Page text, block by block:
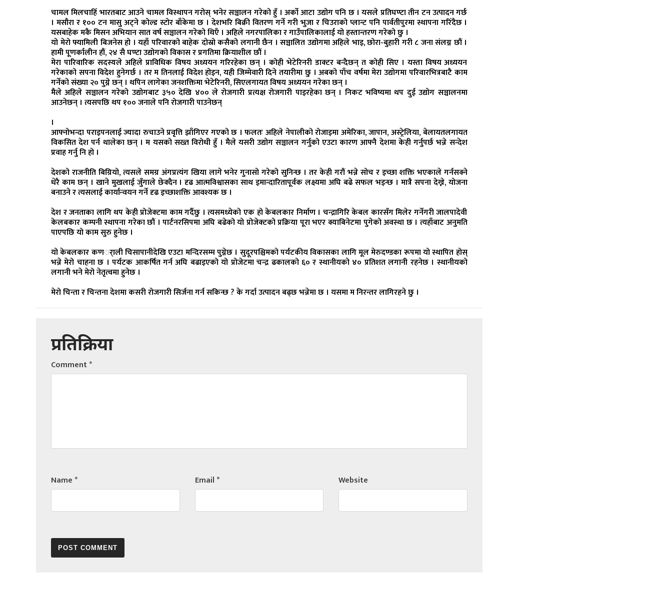
चामल मिलचाहिँ भारतबाट आउने चामल विस्थापन गरोस् भनेर सञ्चालन गरेको हुँ । अर्को आटा उद्योग पनि छ । यसले प्रतिघण्टा तीन टन उत्पादन गर्छ
। मसौरा र १०० टन मासु अट्ने कोल्ड स्टोर बाँकेमा छ । देशभरि बिक्री वितरण गर्ने गरी भुजा र चिउराको प्लान्ट पनि पार्वतीपुरमा स्थापना गरिँदैछ ।
यसबाहेक मकै मिसन अभियान सात वर्ष सञ्चालन गरेको थिएँ । अहिले नगरपालिका र गाउँपालिकालाई यो हस्तान्तरण गरेको छु ।
यो मेरो फ्यामिली बिजनेस हो । यहाँ परिवारको बाहेक दोस्रो कसैको लगानी छैन । सञ्चालित उद्योगमा अहिले भाइ, छोरा-बुहारी गरी ८ जना संलग्न छौं ।
हामी पूणर्कालीन हौं, २४ सै घण्टा उद्योगको विकास र प्रगतिमा क्रियाशील छौं ।
मेरा पारिवारिक सदस्यले अहिले प्राविधिक विषय अध्ययन गरिरहेका छन् । कोही भेटेरिनरी डाक्टर बन्दैछन् त कोही सिए । यस्ता विषय अध्ययन
गरेकाको सपना विदेश हुनेगर्छ । तर म तिनलाई विदेश होइन, यही जिम्मेवारी दिने तयारीमा छु । अबको पाँच वर्षमा मेरा उद्योगमा परिवारभित्रबाटै काम
गर्नेको संख्या २० पुग्ने छन् । थपिन लागेका जनशक्तिमा भेटेरिनरी, सिएलगायत विषय अध्ययन गरेका छन् ।
मैले अहिले सञ्चालन गरेको उद्योगबाट ३५० देखि ४०० ले रोजगारी प्रत्यक्ष रोजगारी पाइरहेका छन् । निकट भविष्यमा थप दुई उद्योग सञ्चालनमा
आउनेछन् । त्यसपछि थप १०० जनाले पनि रोजगारी पाउनेछन्
।
आफ्नोभन्दा पराइपनलाई ज्यादा रुचाउने प्रवृत्ति झाँगिएर गएको छ । फलतः अहिले नेपालीको रोजाइमा अमेरिका, जापान, अस्ट्रेलिया, बेलायतलगायत
विकसित देश पर्न थालेका छन् । म यसको सख्त विरोधी हुँ । मैले यसरी उद्योग सञ्चालन गर्नुको एउटा कारण आफ्नै देशमा केही गर्नुपर्छ भन्ने सन्देश
प्रवाह गर्नु नि हो ।
देशको राजनीति बिग्रियो, त्यसले समग्र अंगप्रत्यंग खिया लागे भनेर गुनासो गरेको सुनिन्छ । तर केही गरौं भन्ने सोच र इच्छा शक्ति भएकाले गर्नसक्ने
धेरै काम छन् । खाने मुखलाई जुँगाले छेक्दैन । दृढ आत्मविश्वासका साथ इमान्दारितापूर्वक लक्ष्यमा अघि बढे सफल भइन्छ । मात्रै सपना देख्ने, योजना
बनाउने र त्यसलाई कार्यान्वयन गर्ने दृढ इच्छाशक्ति आवश्यक छ ।
देश र जनताका लागि थप केही प्रोजेक्टमा काम गर्दैछु । त्यसमध्येको एक हो केबलकार निर्माण । चन्द्रागिरि केबल कारसँग मिलेर गर्नेगरी जालपादेवी
केलबकार कम्पनी स्थापना गरेका छौं । पार्टनरसिपमा अघि बढेको यो प्रोजेक्टको प्रक्रिया पूरा भएर क्याबिनेटमा पुगेको अवस्था छ । त्यहाँबाट अनुमति
पाएपछि यो काम सुरु हुनेछ ।
यो केबलकार कणर्ाली चिसापानीदेखि एउटा मन्दिरसम्म पुग्नेछ । सुदूरपश्चिमको पर्यटकीय विकासका लागि मूल मेरुदण्डका रूपमा यो स्थापित होस्
भन्ने मेरो चाहना छ । पर्यटक आकर्षित गर्न अघि बढाइएको यो प्रोजेटमा चन्द्र ढकालको ६० र स्थानीयको ४० प्रतिशत लगानी रहनेछ । स्थानीयको
लगानी भने मेरो नेतृत्वमा हुनेछ ।
मेरो चिन्ता र चिन्तना देशमा कसरी रोजगारी सिर्जना गर्न सकिन्छ ? के गर्दा उत्पादन बढ्छ भन्नेमा छ । यसमा म निरन्तर लागिरहने छु ।
प्रतिक्रिया
Comment*
Name* Email* Website